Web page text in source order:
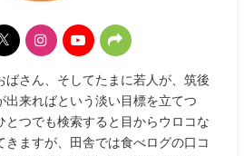
ばさん、そしてたまに若人が、筑後
出来ればという淡い目標を立てつ
とつでも検索すると目からウロコな
きますが、田舎では食べログの口コ